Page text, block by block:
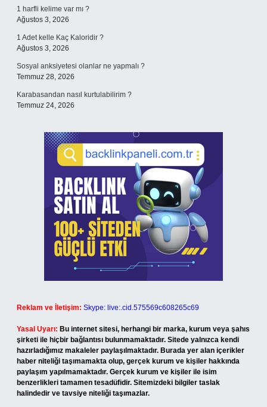
1 harfli kelime var mı ?
Ağustos 3, 2026
1 Adet kelle Kaç Kaloridir ?
Ağustos 3, 2026
Sosyal anksiyetesi olanlar ne yapmalı ?
Temmuz 28, 2026
Karabasandan nasıl kurtulabilirim ?
Temmuz 24, 2026
Reklam ve İletişim: Skype: live:.cid.575569c608265c69
Yasal Uyarı: Bu internet sitesi, herhangi bir marka, kurum veya şahıs
şirketi ile hiçbir bağlantısı bulunmamaktadır. Sitede yalnızca kendi
hazırladığımız makaleler paylaşılmaktadır. Burada yer alan içerikler
haber niteliği taşımamakta olup, gerçek kurum ve kişiler hakkında
paylaşım yapılmamaktadır. Gerçek kurum ve kişiler ile isim
benzerlikleri tamamen tesadüfidir. Sitemizdeki bilgiler taslak
halindedir ve tavsiye niteliği taşımazlar.